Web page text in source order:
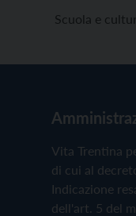
Scuola e
Vita Trentina
di cui al
Indicazione
dell'art. 5 del